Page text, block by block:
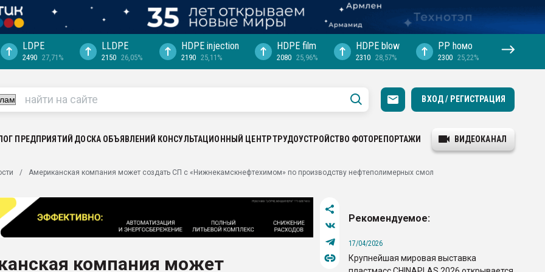
выходит на
рынке
LDPE
2490 27,71%
LLDPE
2150 26,05%
HDPE injection
2190 25,11%
HDPE film
2080 25,96%
HDPE blow
2310 28,57%
PP hомо
2300 25,22%
ВХОД / РЕГИСТРАЦИЯ
ПРЕДПРИЯТИЙ ДОСКА ОБЪЯВЛЕНИЙ КОНСУЛЬТАЦИОННЫЙ ЦЕНТРТРУДОУСТРОЙСТВО ФОТОРЕПОРТАЖИ ВИДЕОКАНАЛ
Американская компания может создать СП с «Нижнекамскнефтехимом» по производству нефтеполимерных смол
компания может
Рекомендуемое:
17/04/2026
Крупнейшая мировая выставка